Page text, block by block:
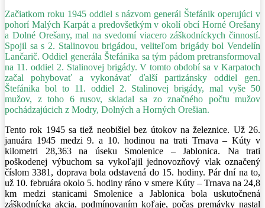
Začiatkom roku 1945 oddiel s názvom generál Štefánik operujúci v
pohorí Malých Karpát a predovšetkým v okolí obcí Horné Orešany
a Dolné Orešany, mal na svedomí viacero záškodníckych činností.
Spojil sa s 2. Stalinovou brigádou, veliteľom brigády bol Vendelín
Lančarič. Oddiel generála Štefánika sa tým pádom pretransformoval
na 11. oddiel 2. Stalinovej brigády. V tomto období sa v Karpatoch
začal pohybovať a vykonávať ďalší partizánsky oddiel gen.
Štefánika bol to 11. oddiel 2. Stalinovej brigády, mal vyše 50
mužov, z toho 6 rusov, skladal sa zo značného počtu mužov
pochádzajúcich z Modry, Dolných a Horných Orešian.
Tento rok 1945 sa tiež neobišiel bez útokov na železnice. Už 26.
januára 1945 medzi 9. a 10. hodinou na trati Trnava – Kúty v
kilometri 28,363 na úseku Smolenice – Jablonica. Na trati
poškodenej výbuchom sa vykoľajil jednovozňový vlak označený
číslom 3381, doprava bola odstavená do 15. hodiny. Pár dní na to,
už 10. februára okolo 5. hodiny ráno v smere Kúty – Trnava na 24,8
km medzi stanicami Smolenice a Jablonica bola uskutočnená
záškodnícka akcia, podmínovaním koľaje, počas premávky nastal